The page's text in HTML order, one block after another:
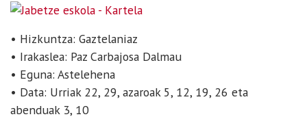
10T18:00:00+01:00
2018-
10T18:00:00+01:00
Escuela
• Hizkuntza: Gaztelaniaz
• Irakaslea: Paz Carbajosa Dalmau
• Eguna: Astelehena
• Data: Urriak 22, 29, azaroak 5, 12, 19, 26 eta
abenduak 3, 10